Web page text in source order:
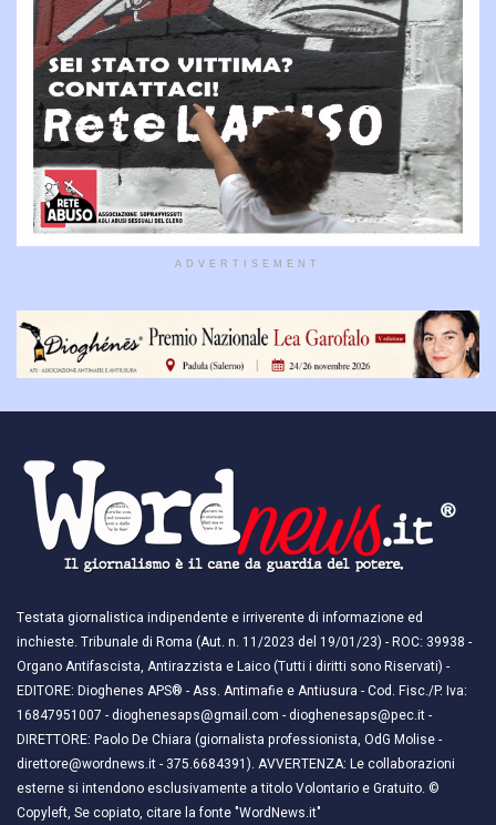
ADVERTISEMENT
Testata giornalistica indipendente e irriverente di informazione ed
inchieste. Tribunale di Roma (Aut. n. 11/2023 del 19/01/23) - ROC: 39938 -
Organo Antifascista, Antirazzista e Laico (Tutti i diritti sono Riservati) -
EDITORE: Dioghenes APS® - Ass. Antimafie e Antiusura - Cod. Fisc./P. Iva:
16847951007 - dioghenesaps@gmail.com - dioghenesaps@pec.it - ​​
DIRETTORE: Paolo De Chiara (giornalista professionista, OdG Molise -
direttore@wordnews.it - ​​375.6684391). AVVERTENZA: Le collaborazioni
esterne si intendono esclusivamente a titolo Volontario e Gratuito. ©
Copyleft, Se copiato, citare la fonte "WordNews.it"